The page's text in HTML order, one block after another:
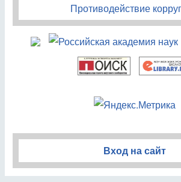
Противодействие
Вход на сайт